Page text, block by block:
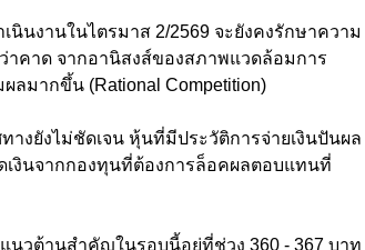
นงานในไตรมาส 2/2569 จะยังคงรักษาความ
าคาด จากอานิสงส์ของสภาพแวดล้อมการ
มากขึ้น (Rational Competition)
งยังไม่ชัดเจน หุ้นที่มีประวัติการจ่ายเงินปันผล
เงินจากกองทุนที่ต้องการล็อคผลตอบแทนที่
นวต้านสำคัญในรอบนี้อยู่ที่ช่วง 360 - 367 บาท